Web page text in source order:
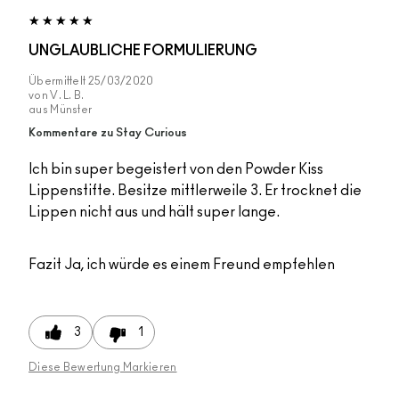
UNGLAUBLICHE FORMULIERUNG
Übermittelt 25/03/2020
von V. L. B.
aus Münster
Kommentare zu Stay Curious
Ich bin super begeistert von den Powder Kiss
Lippenstifte. Besitze mittlerweile 3. Er trocknet die
Lippen nicht aus und hält super lange.
Fazit Ja, ich würde es einem Freund empfehlen
3 1
Diese Bewertung Markieren